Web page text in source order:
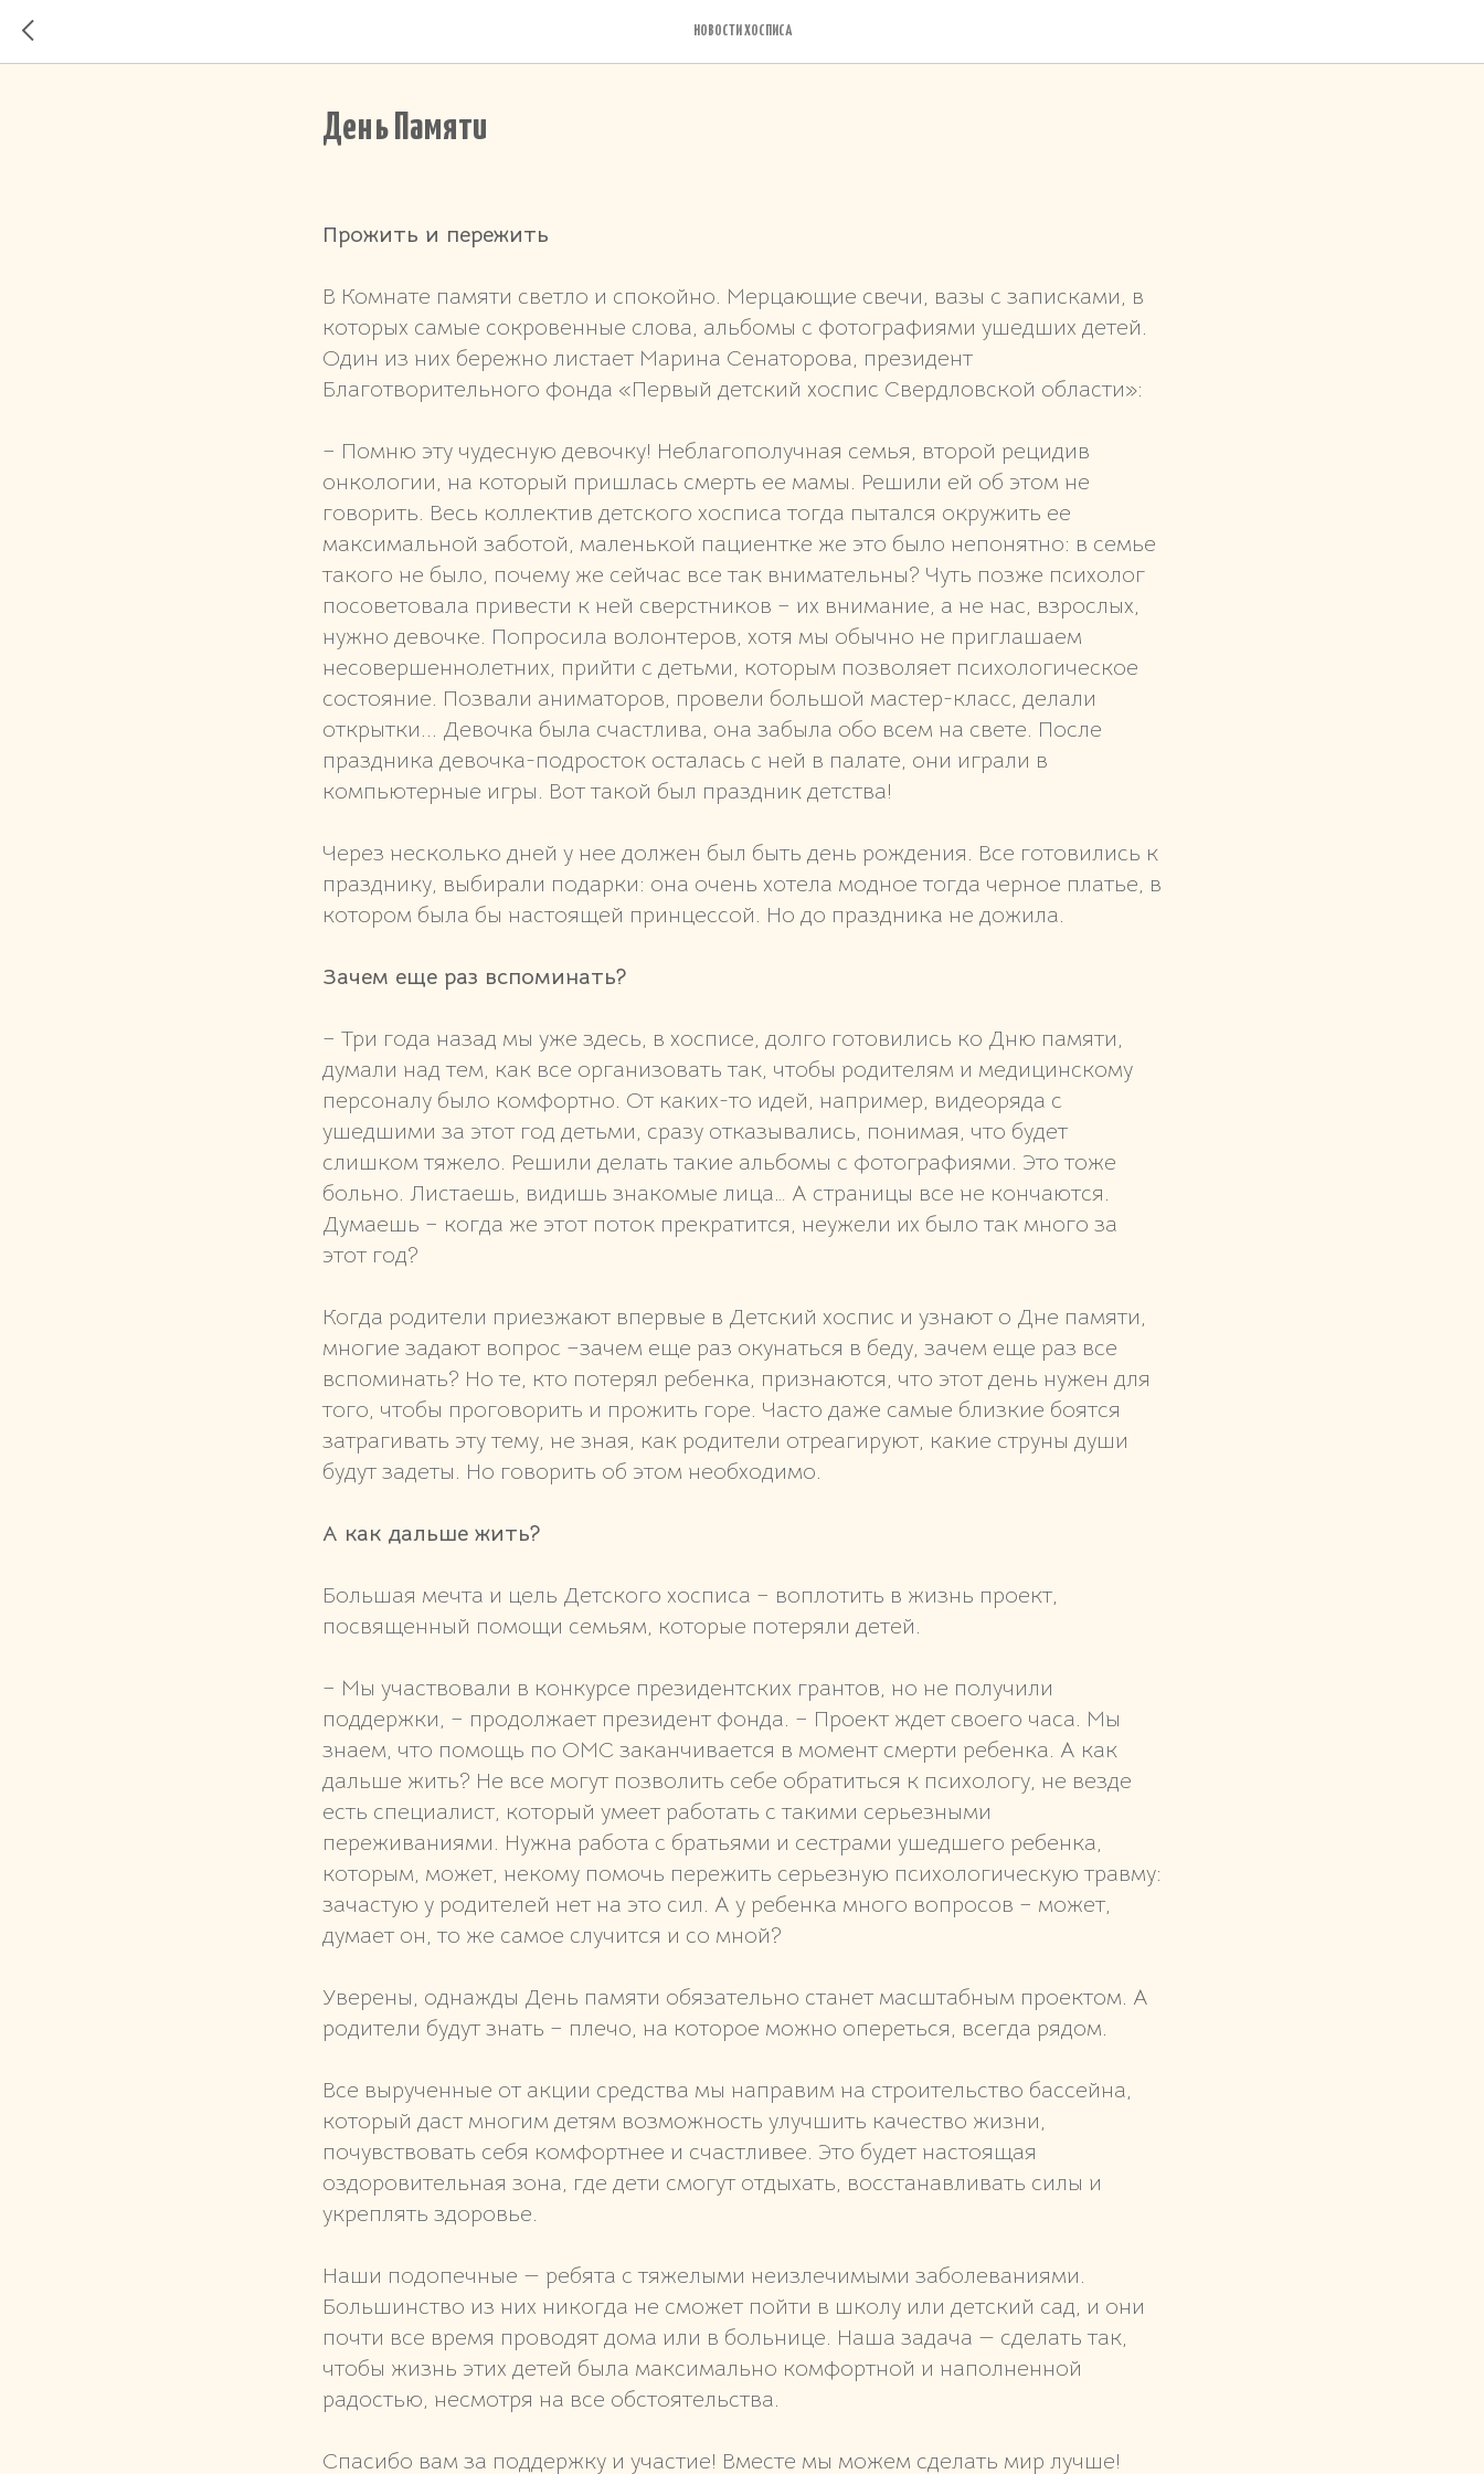
НОВОСТИ ХОСПИСА
День Памяти
Прожить и пережить
В Комнате памяти светло и спокойно. Мерцающие свечи, вазы с записками, в
которых самые сокровенные слова, альбомы с фотографиями ушедших детей.
Один из них бережно листает Марина Сенаторова, президент
Благотворительного фонда «Первый детский хоспис Свердловской области»:
– Помню эту чудесную девочку! Неблагополучная семья, второй рецидив
онкологии, на который пришлась смерть ее мамы. Решили ей об этом не
говорить. Весь коллектив детского хосписа тогда пытался окружить ее
максимальной заботой, маленькой пациентке же это было непонятно: в семье
такого не было, почему же сейчас все так внимательны? Чуть позже психолог
посоветовала привести к ней сверстников – их внимание, а не нас, взрослых,
нужно девочке. Попросила волонтеров, хотя мы обычно не приглашаем
несовершеннолетних, прийти с детьми, которым позволяет психологическое
состояние. Позвали аниматоров, провели большой мастер-класс, делали
открытки... Девочка была счастлива, она забыла обо всем на свете. После
праздника девочка-подросток осталась с ней в палате, они играли в
компьютерные игры. Вот такой был праздник детства!
Через несколько дней у нее должен был быть день рождения. Все готовились к
празднику, выбирали подарки: она очень хотела модное тогда черное платье, в
котором была бы настоящей принцессой. Но до праздника не дожила.
Зачем еще раз вспоминать?
– Три года назад мы уже здесь, в хосписе, долго готовились ко Дню памяти,
думали над тем, как все организовать так, чтобы родителям и медицинскому
персоналу было комфортно. От каких-то идей, например, видеоряда с
ушедшими за этот год детьми, сразу отказывались, понимая, что будет
слишком тяжело. Решили делать такие альбомы с фотографиями. Это тоже
больно. Листаешь, видишь знакомые лица… А страницы все не кончаются.
Думаешь – когда же этот поток прекратится, неужели их было так много за
этот год?
Когда родители приезжают впервые в Детский хоспис и узнают о Дне памяти,
многие задают вопрос –зачем еще раз окунаться в беду, зачем еще раз все
вспоминать? Но те, кто потерял ребенка, признаются, что этот день нужен для
того, чтобы проговорить и прожить горе. Часто даже самые близкие боятся
затрагивать эту тему, не зная, как родители отреагируют, какие струны души
будут задеты. Но говорить об этом необходимо.
А как дальше жить?
Большая мечта и цель Детского хосписа – воплотить в жизнь проект,
посвященный помощи семьям, которые потеряли детей.
– Мы участвовали в конкурсе президентских грантов, но не получили
поддержки, – продолжает президент фонда. – Проект ждет своего часа. Мы
знаем, что помощь по ОМС заканчивается в момент смерти ребенка. А как
дальше жить? Не все могут позволить себе обратиться к психологу, не везде
есть специалист, который умеет работать с такими серьезными
переживаниями. Нужна работа с братьями и сестрами ушедшего ребенка,
которым, может, некому помочь пережить серьезную психологическую травму:
зачастую у родителей нет на это сил. А у ребенка много вопросов – может,
думает он, то же самое случится и со мной?
Уверены, однажды День памяти обязательно станет масштабным проектом. А
родители будут знать – плечо, на которое можно опереться, всегда рядом.
Все вырученные от акции средства мы направим на строительство бассейна,
который даст многим детям возможность улучшить качество жизни,
почувствовать себя комфортнее и счастливее. Это будет настоящая
оздоровительная зона, где дети смогут отдыхать, восстанавливать силы и
укреплять здоровье.
Наши подопечные — ребята с тяжелыми неизлечимыми заболеваниями.
Большинство из них никогда не сможет пойти в школу или детский сад, и они
почти все время проводят дома или в больнице. Наша задача — сделать так,
чтобы жизнь этих детей была максимально комфортной и наполненной
радостью, несмотря на все обстоятельства.
Спасибо вам за поддержку и участие! Вместе мы можем сделать мир лучше!